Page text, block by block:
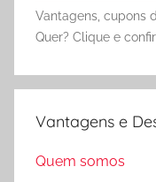
Vantagens, cupons
Quer? Clique e
Vantagens e
Quem somos